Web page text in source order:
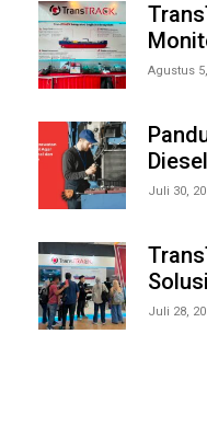
Agustus
dan
Juli 30,
Juli 28,